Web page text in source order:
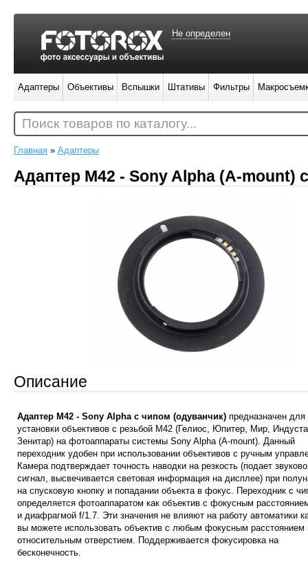
Главная » Адаптеры
Адаптер M42 - Sony Alpha (A-
Описание
Адаптер M42 - Sony Alpha с чипом (одуванчик) предназначен для
установки объективов с резьбой М42 (Гелиос, Юпитер, Мир,
Зенитар) на фотоаппараты системы Sony Alpha (A-mount). Данный
переходник удобен при использовании объективов с ручным
Камера подтверждает точность наводки на резкость (подает
сигнал, высвечивается световая информация на дисплее) при
на спусковую кнопку и попадании объекта в фокус. Переходник с
определяется фотоаппаратом как объектив с фокусным
и диафрагмой f/1.7. Эти значения не влияют на работу автоматики
вы можете использовать объектив с любым фокусным расстоянием
относительным отверстием. Поддерживается фокусировка на
бесконечность.
Не определен
Адаптеры Объективы Вспышки Штативы Фильтры
Поиск товаров по каталогу...